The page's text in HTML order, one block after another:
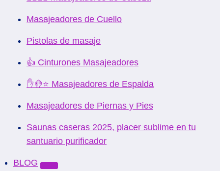
Masajeadores de Cuello
Pistolas de masaje
👍 Cinturones Masajeadores
✋🤚⭐ Masajeadores de Espalda
Masajeadores de Piernas y Pies
Saunas caseras 2025, placer sublime en tu
santuario purificador
BLOG